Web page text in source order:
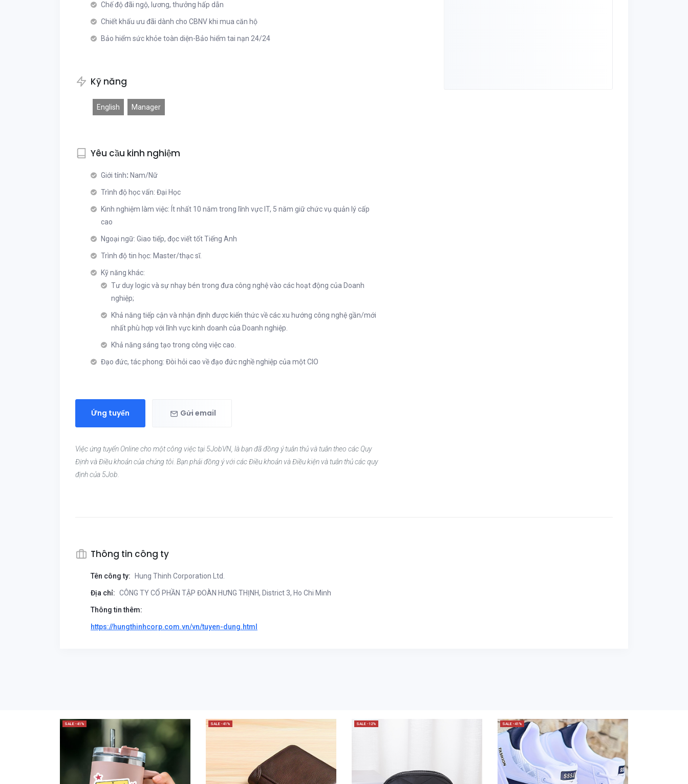
Chế độ đãi ngộ, lương, thưởng hấp dẫn
Chiết khấu ưu đãi dành cho CBNV khi mua căn hộ
Bảo hiểm sức khỏe toàn diện-Bảo hiểm tai nạn 24/24
Kỹ năng
English Manager
Yêu cầu kinh nghiệm
Giới tính: Nam/Nữ
Trình độ học vấn: Đại Học
Kinh nghiệm làm việc: Ít nhất 10 năm trong lĩnh vực IT, 5 năm giữ chức vụ quản lý cấp
cao
Ngoại ngữ: Giao tiếp, đọc viết tốt Tiếng Anh
Trình độ tin học: Master/thạc sĩ.
Kỹ năng khác:
Tư duy logic và sự nhạy bén trong đưa công nghệ vào các hoạt động của Doanh
nghiệp;
Khả năng tiếp cận và nhận định được kiến thức về các xu hướng công nghệ gần/mới
nhất phù hợp với lĩnh vực kinh doanh của Doanh nghiệp.
Khả năng sáng tạo trong công việc cao.
Đạo đức, tác phong: Đòi hỏi cao về đạo đức nghề nghiệp của một CIO
Ứng tuyển Gửi email
Việc ứng tuyển Online cho một công việc tại 5JobVN, là bạn đã đồng ý tuân thủ và tuân theo các Quy
Định và Điều khoản của chúng tôi. Bạn phải đồng ý với các Điều khoản và Điều kiện và tuân thủ các quy
định của 5Job.
Thông tin công ty
Tên công ty: Hung Thinh Corporation Ltd.
Địa chỉ: CÔNG TY CỔ PHẦN TẬP ĐOÀN HƯNG THỊNH, District 3, Ho Chi Minh
Thông tin thêm:
https://hungthinhcorp.com.vn/vn/tuyen-dung.html
SALE -41% SALE -41% SALE -12% SALE -41%